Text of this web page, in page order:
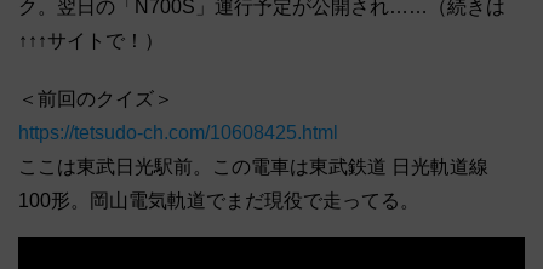
ク。翌日の「N700S」運行予定が公開され……（続きは
↑↑↑サイトで！）
＜前回のクイズ＞
https://tetsudo-ch.com/10608425.html
ここは東武日光駅前。この電車は東武鉄道 日光軌道線
100形。岡山電気軌道でまだ現役で走ってる。